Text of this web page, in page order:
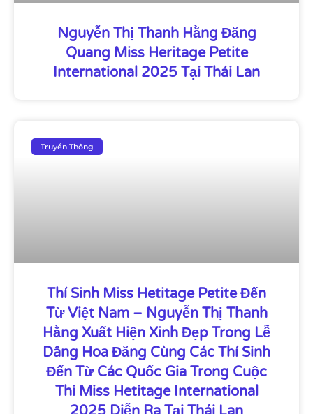
Nguyễn Thị Thanh Hằng Đăng
Quang Miss Heritage Petite
International 2025 Tại Thái Lan
Truyền Thông
Thí Sinh Miss Hetitage Petite Đến
Từ Việt Nam – Nguyễn Thị Thanh
Hằng Xuất Hiện Xinh Đẹp Trong Lễ
Dâng Hoa Đăng Cùng Các Thí Sinh
Đến Từ Các Quốc Gia Trong Cuộc
Thi Miss Hetitage International